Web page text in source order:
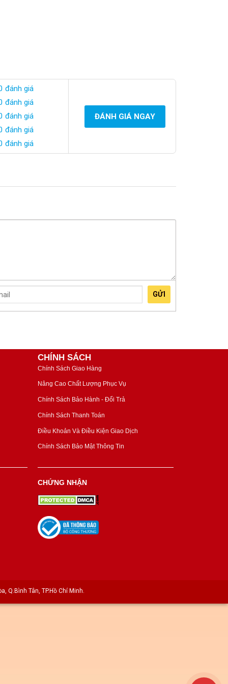
đánh giá
đánh giá
đánh giá
đánh giá
đánh giá
ĐÁNH GIÁ NGAY
GỬI
CHÍNH SÁCH
Chính Sách Giao Hàng
Nâng Cao Chất Lượng Phục Vụ
Chính Sách Bảo Hành - Đổi Trả
Chính Sách Thanh Toán
Điều Khoản Và Điều Kiện Giao Dịch
Chính Sách Bảo Mật Thông Tin
CHỨNG NHẬN
Q.Bình Tân, TP.Hồ Chí Minh.